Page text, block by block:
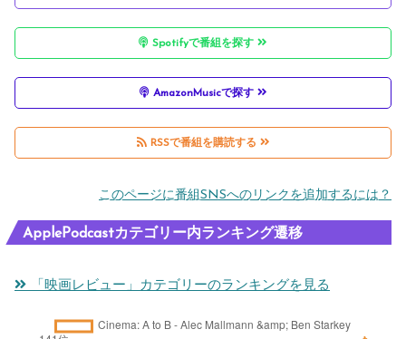
Spotifyで番組を探す
AmazonMusicで探す
RSSで番組を購読する
このページに番組SNSへのリンクを追加するには？
ApplePodcastカテゴリー内ランキング遷移
「映画レビュー」カテゴリーのランキングを見る